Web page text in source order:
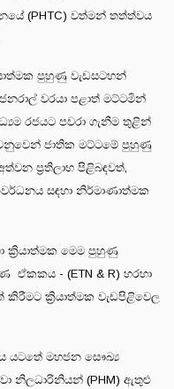
(PHTC) වත්මන් තත්ත්වය
පුහුණු වැඩසටහන්
වරයා පළාත් මට්ටමින්
රජයට පවරා ගැනීම තුළින්
ජාතික මට්ටමේ පුහුණු
ප්‍රතිලාභ පිළිබඳවත්,
සඳහා නිර්මාණාත්මක
ක්‍රියාත්මක මෙම පුහුණු
ඒකකය - (ETN & R) හරහා
කිරීමට ක්‍රියාත්මක වැඩපිළිවෙල
යටතේ මහජන සෞඛ්‍ය
නිලධාරිනියන් (PHM) ඇතුළු